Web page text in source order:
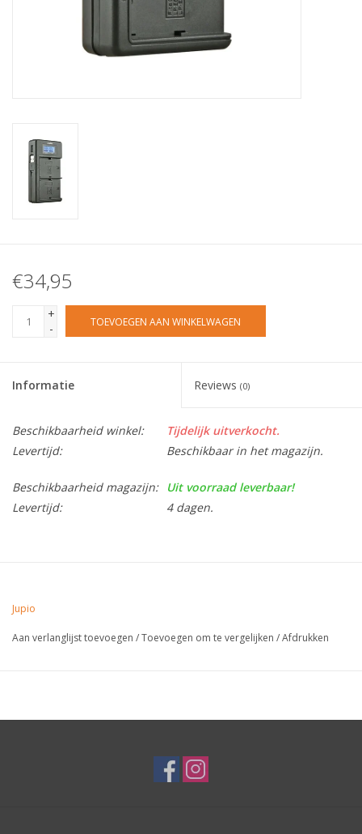
€34,95
+
-
TOEVOEGEN AAN WINKELWAGEN
Informatie Reviews (0)
Beschikbaarheid winkel:
Tijdelijk uitverkocht.
Levertijd:
Beschikbaar in het magazijn.
Beschikbaarheid magazijn:
Uit voorraad leverbaar!
Levertijd:
4 dagen.
Jupio
Aan verlanglijst toevoegen /Toevoegen om te vergelijken /Afdrukken